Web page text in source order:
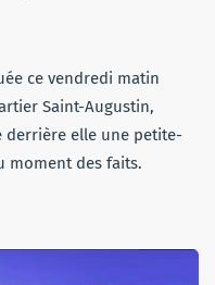
ce vendredi matin
Saint-Augustin,
derrière elle une petite-
moment des faits.